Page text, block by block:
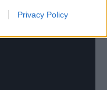
Privacy Policy